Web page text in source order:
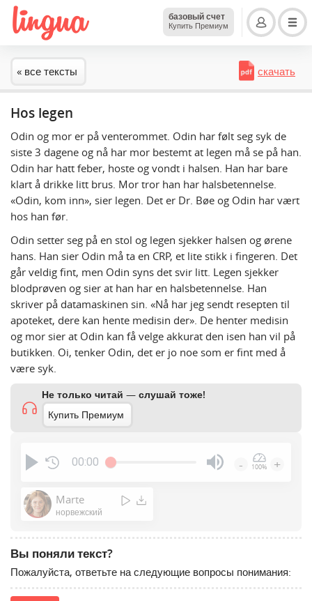
базовый счет
Купить Премиум
« все тексты скачать
Hos legen
Odin og mor er på venterommet. Odin har følt seg syk de
siste 3 dagene og nå har mor bestemt at legen må se på han.
Odin har hatt feber, hoste og vondt i halsen. Han har bare
klart å drikke litt brus. Mor tror han har halsbetennelse.
«Odin, kom inn», sier legen. Det er Dr. Bøe og Odin har vært
hos han før.
Odin setter seg på en stol og legen sjekker halsen og ørene
hans. Han sier Odin må ta en CRP, et lite stikk i fingeren. Det
går veldig fint, men Odin syns det svir litt. Legen sjekker
blodprøven og sier at han har en halsbetennelse. Han
skriver på datamaskinen sin. «Nå har jeg sendt resepten til
apoteket, dere kan hente medisin der». De henter medisin
og mor sier at Odin kan få velge akkurat den isen han vil på
butikken. Oi, tenker Odin, det er jo noe som er fint med å
være syk.
Не только читай — слушай тоже!
Купить Премиум
00:00
volume
- 100% +
Marte
норвежский
Вы поняли текст?
Пожалуйста, ответьте на следующие вопросы понимания: